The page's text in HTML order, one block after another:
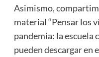
Asimismo,
material “Pensar los
pandemia: la escuela
pueden descargar en